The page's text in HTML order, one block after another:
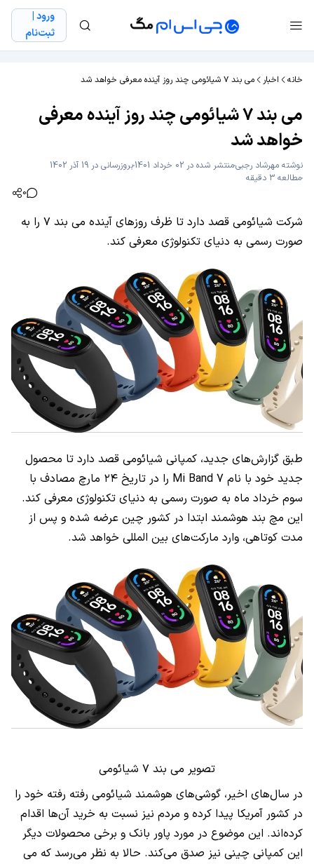
ورود |
ثبت‌نام
خانه اخبار می بند ۷ شیائومی چند روز آینده معرفی خواهد شد
می بند ۷ شیائومی چند روز آینده معرفی
خواهد شد
نوشته مهرشاد رجبیمنتشر شده در 02 خرداد 1401
بروزرسانی در 19 آذر 1402
مطالعه 3 دقیقه
0
شرکت شیائومی قصد دارد تا ظرف روزهای آینده می بند ۷ را به
صورت رسمی به دنیای تکنولوژی معرفی کند.
طبق گزارش‌های جدید، کمپانی شیائومی قصد دارد تا محصول
جدید خود با نام Mi Band 7
را در تاریخ ۲۴ مارچ مصادف با
سوم خرداد ماه به صورت رسمی به دنیای تکنولوژی معرفی کند.
این مچ بند هوشمند ابتدا در کشور چین عرضه شده و پس از
مدت کوتاهی، وارد مارکت‌های بین المللی خواهد شد.
تصویر می بند ۷ شیائومی
در سال‌های اخیر، گوشی‌های هوشمند شیائومی رفته رفته خود را
در کشور آمریکا پیدا کرده و مردم نیز نسبت به خرید آن‌ها اقدام
کرده‌اند. این موضوع در مورد پاور بانک و برخی محصولات دیگر
این کمپانی چینی نیز صدق می‌کند. حالا به نظر می‌رسد که می